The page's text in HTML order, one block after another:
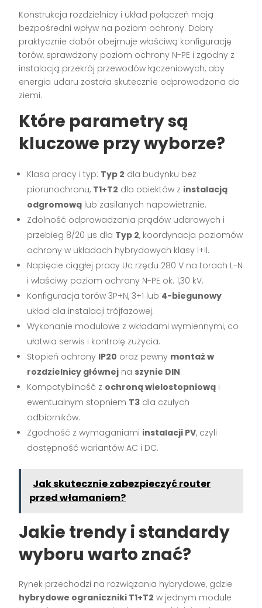
Konstrukcja rozdzielnicy i układ połączeń mają
bezpośredni wpływ na poziom ochrony. Dobry
praktycznie dobór obejmuje właściwą konfigurację
torów, sprawdzony poziom ochrony N-PE i zgodny z
instalacją przekrój przewodów łączeniowych, aby
energia udaru została skutecznie odprowadzona do
ziemi.
Które parametry są
kluczowe przy wyborze?
Klasa pracy i typ: Typ 2 dla budynku bez
piorunochronu, T1+T2 dla obiektów z instalacją
odgromową lub zasilanych napowietrznie.
Zdolność odprowadzania prądów udarowych i
przebieg 8/20 µs dla Typ 2, koordynacja poziomów
ochrony w układach hybrydowych klasy I+II.
Napięcie ciągłej pracy Uc rzędu 280 V na torach L-N
i właściwy poziom ochrony N-PE ok. 1,30 kV.
Konfiguracja torów 3P+N, 3+1 lub 4-biegunowy
układ dla instalacji trójfazowej.
Wykonanie modułowe z wkładami wymiennymi, co
ułatwia serwis i kontrolę zużycia.
Stopień ochrony IP20 oraz pewny montaż w
rozdzielnicy głównej na szynie DIN.
Kompatybilność z ochroną wielostopniową i
ewentualnym stopniem T3 dla czułych
odbiorników.
Zgodność z wymaganiami instalacji PV, czyli
dostępność wariantów AC i DC.
Jak skutecznie zabezpieczyć router
przed włamaniem?
Jakie trendy i standardy
wyboru warto znać?
Rynek przechodzi na rozwiązania hybrydowe, gdzie
hybrydowe ograniczniki T1+T2 w jednym module